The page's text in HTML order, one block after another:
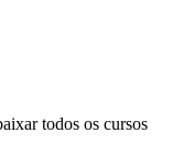
todos os cursos